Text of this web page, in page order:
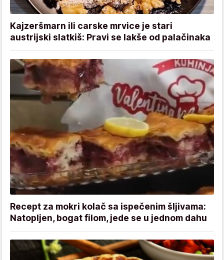
Kajzeršmarn ili carske mrvice je stari
austrijski slatkiš: Pravi se lakše od palačinaka
Recept za mokri kolač sa ispečenim šljivama:
Natopljen, bogat filom, jede se u jednom dahu